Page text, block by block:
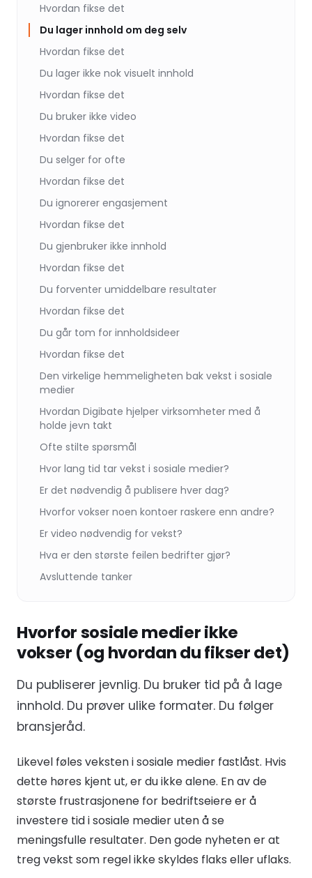
Hvordan fikse det
Du lager innhold om deg selv
Hvordan fikse det
Du lager ikke nok visuelt innhold
Hvordan fikse det
Du bruker ikke video
Hvordan fikse det
Du selger for ofte
Hvordan fikse det
Du ignorerer engasjement
Hvordan fikse det
Du gjenbruker ikke innhold
Hvordan fikse det
Du forventer umiddelbare resultater
Hvordan fikse det
Du går tom for innholdsideer
Hvordan fikse det
Den virkelige hemmeligheten bak vekst i sosiale
medier
Hvordan Digibate hjelper virksomheter med å
holde jevn takt
Ofte stilte spørsmål
Hvor lang tid tar vekst i sosiale medier?
Er det nødvendig å publisere hver dag?
Hvorfor vokser noen kontoer raskere enn andre?
Er video nødvendig for vekst?
Hva er den største feilen bedrifter gjør?
Avsluttende tanker
Hvorfor sosiale medier ikke
vokser (og hvordan du fikser det)
Du publiserer jevnlig. Du bruker tid på å lage
innhold. Du prøver ulike formater. Du følger
bransjeråd.
Likevel føles veksten i sosiale medier fastlåst. Hvis
dette høres kjent ut, er du ikke alene. En av de
største frustrasjonene for bedriftseiere er å
investere tid i sosiale medier uten å se
meningsfulle resultater. Den gode nyheten er at
treg vekst som regel ikke skyldes flaks eller uflaks.